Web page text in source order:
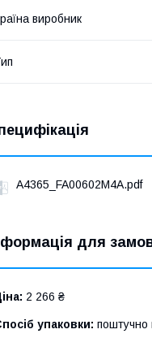
виробник
A4365_FA00602M4A.pdf
для
2 266 ₴
упаковки: поштучно